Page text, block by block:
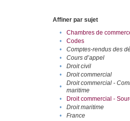
Affiner par sujet
•
Chambres de
•
Codes
•
Comptes-rendus des
•
Cours d’appel
•
Droit civil
•
Droit commercial
•
Droit commercial -
maritime
• Droit commercial -
•
Droit maritime
•
France